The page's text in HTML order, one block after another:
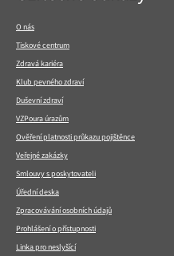
v
O nás
Tiskové centrum
Zdravá kariéra
Klub pevného zdraví
Duševní zdraví
VZPoura úrazům
Ověření platnosti průkazu pojištěnce
Veřejné zakázky
Smlouvy s poskytovateli
Úřední deska
Zpracovávání osobních údajů
Prohlášení o přístupnosti
Linka pro neslyšící